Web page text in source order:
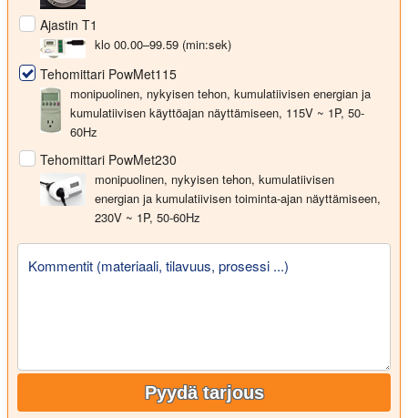
Ajastin T1
klo 00.00–99.59 (min:sek)
Tehomittari PowMet115
monipuolinen, nykyisen tehon, kumulatiivisen energian ja
kumulatiivisen käyttöajan näyttämiseen, 115V ~ 1P, 50-
60Hz
Tehomittari PowMet230
monipuolinen, nykyisen tehon, kumulatiivisen
energian ja kumulatiivisen toiminta-ajan näyttämiseen,
230V ~ 1P, 50-60Hz
Kommentit (materiaali, tilavuus, prosessi ...)
Pyydä tarjous